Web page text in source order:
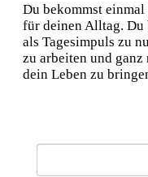
Du bekommst
für deinen Alltag. Du
als Tagesimpuls zu
zu arbeiten und
dein Leben zu